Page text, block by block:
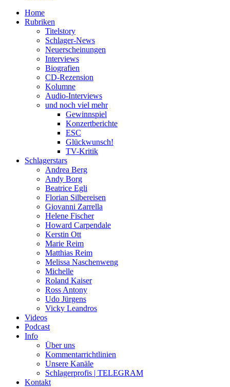
Home
Rubriken
Titelstory
Schlager-News
Neuerscheinungen
Interviews
Biografien
CD-Rezension
Kolumne
Audio-Interviews
und noch viel mehr
Gewinnspiel
Konzertberichte
ESC
Glückwunsch!
TV-Kritik
Schlagerstars
Andrea Berg
Andy Borg
Beatrice Egli
Florian Silbereisen
Giovanni Zarrella
Helene Fischer
Howard Carpendale
Kerstin Ott
Marie Reim
Matthias Reim
Melissa Naschenweng
Michelle
Roland Kaiser
Ross Antony
Udo Jürgens
Vicky Leandros
Videos
Podcast
Info
Über uns
Kommentarrichtlinien
Unsere Kanäle
Schlagerprofis | TELEGRAM
Kontakt